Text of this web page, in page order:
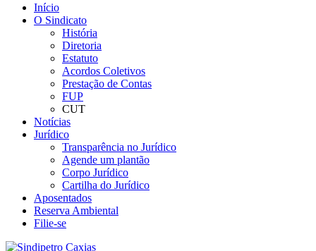
Início
O Sindicato
História
Diretoria
Estatuto
Acordos Coletivos
Prestação de Contas
FUP
CUT
Notícias
Jurídico
Transparência no Jurídico
Agende um plantão
Corpo Jurídico
Cartilha do Jurídico
Aposentados
Reserva Ambiental
Filie-se